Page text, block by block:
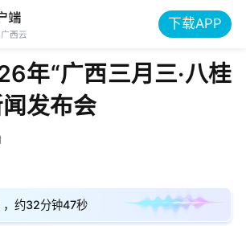
下载APP
年“广西三月三·八桂
发布会
，约32分钟47秒